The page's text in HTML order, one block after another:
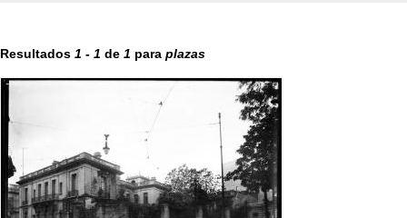
Resultados 1 - 1 de 1 para plazas